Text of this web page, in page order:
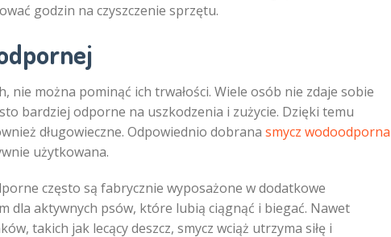
godzin na czyszczenie sprzętu.
nie można pominąć ich trwałości. Wiele osób nie zdaje sobie
bardziej odporne na uszkodzenia i zużycie. Dzięki temu
długowieczne. Odpowiednio dobrana smycz wodoodporna
użytkowana.
często są fabrycznie wyposażone w dodatkowe
dla aktywnych psów, które lubią ciągnąć i biegać. Nawet
takich jak lecący deszcz, smycz wciąż utrzyma siłę i